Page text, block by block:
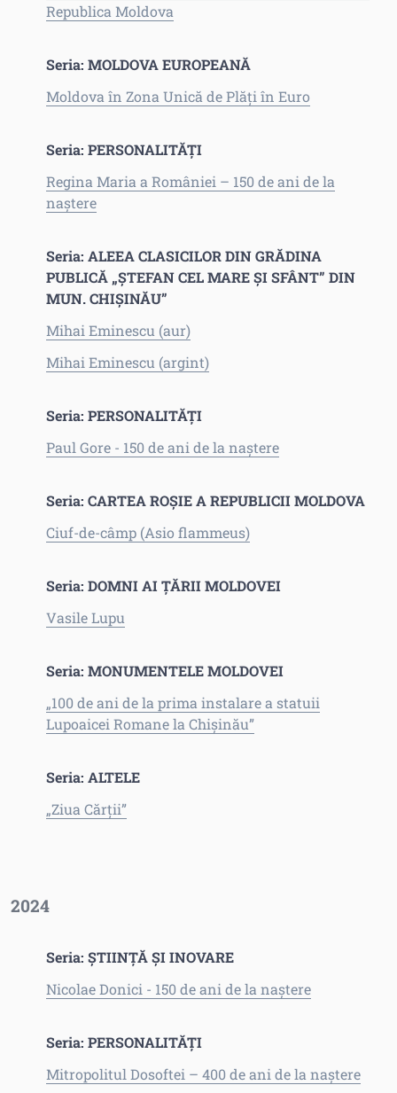
Republica Moldova
Seria: MOLDOVA EUROPEANĂ
Moldova în Zona Unică de Plăți în Euro
Seria: PERSONALITĂȚI
Regina Maria a României – 150 de ani de la
naștere
Seria: ALEEA CLASICILOR DIN GRĂDINA
PUBLICĂ „ȘTEFAN CEL MARE ȘI SFÂNT” DIN
MUN. CHIȘINĂU”
Mihai Eminescu (aur)
Mihai Eminescu (argint)
Seria: PERSONALITĂȚI
Paul Gore - 150 de ani de la naștere
Seria: CARTEA ROȘIE A REPUBLICII MOLDOVA
Ciuf-de-câmp (Asio flammeus)
Seria: DOMNI AI ȚĂRII MOLDOVEI
Vasile Lupu
Seria: MONUMENTELE MOLDOVEI
„100 de ani de la prima instalare a statuii
Lupoaicei Romane la Chișinău”
Seria: ALTELE
„Ziua Cărții”
2024
Seria: ȘTIINȚĂ ȘI INOVARE
Nicolae Donici - 150 de ani de la naștere
Seria: PERSONALITĂȚI
Mitropolitul Dosoftei – 400 de ani de la naștere